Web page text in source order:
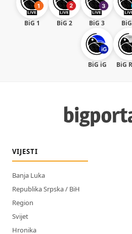
BiG 1 BiG 2 BiG 3
BiG iG BiG
VIJESTI
Banja Luka
Republika Srpska / BiH
Region
Svijet
Hronika